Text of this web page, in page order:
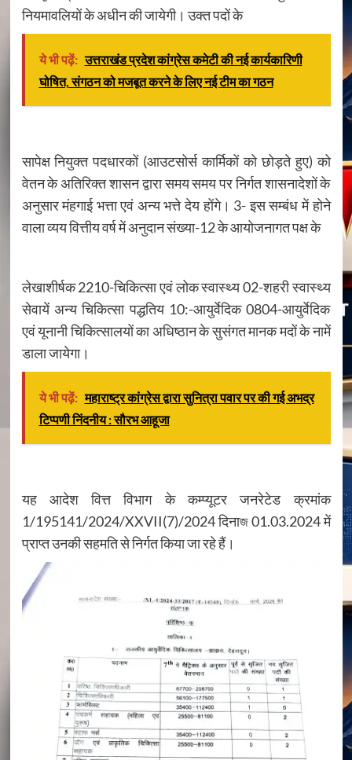
नियमावलियों के अधीन की जायेगी। उक्त पदों के
ये भी पढ़ें: उत्तराखंड प्रदेश कांग्रेस कमेटी की नई कार्यकारिणी
घोषित, संगठन को मजबूत करने के लिए नई टीम का गठन
सापेक्ष नियुक्त पदधारकों (आउटसोर्स कार्मिकों को छोड़ते हुए) को
वेतन के अतिरिक्त शासन द्वारा समय समय पर निर्गत शासनादेशों के
अनुसार मंहगाई भत्ता एवं अन्य भत्ते देय होंगे। 3- इस सम्बंध में होने
वाला व्यय वित्तीय वर्ष में अनुदान संख्या-12 के आयोजनागत पक्ष के
लेखाशीर्षक 2210-चिकित्सा एवं लोक स्वास्थ्य 02-शहरी स्वास्थ्य
सेवायें अन्य चिकित्सा पद्धतिय 10:-आयुर्वेदिक 0804-आयुर्वेदिक
एवं यूनानी चिकित्सालयों का अधिष्ठान के सुसंगत मानक मदों के नामें
डाला जायेगा।
ये भी पढ़ें: महाराष्ट्र कांग्रेस द्वारा सुनित्रा पवार पर की गई अभद्र
टिप्पणी निंदनीय : सौरभ आहूजा
यह आदेश वित्त विभाग के कम्प्यूटर जनरेटेड क्रमांक
1/195141/2024/XXVII(7)/2024 दिनाজ 01.03.2024 में
प्राप्त उनकी सहमति से निर्गत किया जा रहे हैं।